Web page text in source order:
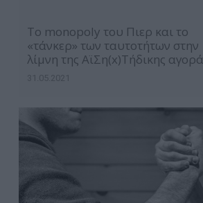
To monopoly του Πιερ και το
«τάνκερ» των ταυτοτήτων στην
λίμνη της ΑϊΣη(x)Τήδικης